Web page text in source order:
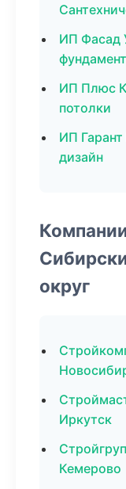
ИП Фасад
ИП Плюс
потолки
ИП
дизайн
округ
Иркутск
Кемерово